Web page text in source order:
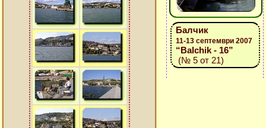
Балчик
11-13 септември 2007
“Balchik - 16”
(№ 5 от 21)